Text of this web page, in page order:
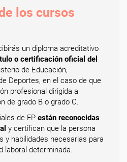
los cursos
un diploma acreditativo
o certificación oficial del
de Educación,
Deportes, en el caso de que
profesional dirigida a
de grado B o grado C.
de FP están reconocidas
y certifican que la persona
y habilidades necesarias para
laboral determinada.